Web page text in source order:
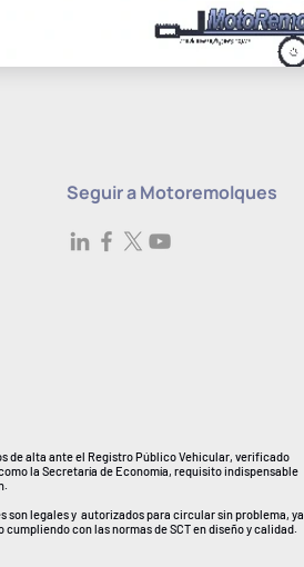
Seguir a Motoremolques
de alta ante el Registro Público Vehicular, verificado
la Secretaría de Economía, requisito indispensable
son legales y autorizados para circular sin problema, ya
con las normas de SCT en diseño y calidad.